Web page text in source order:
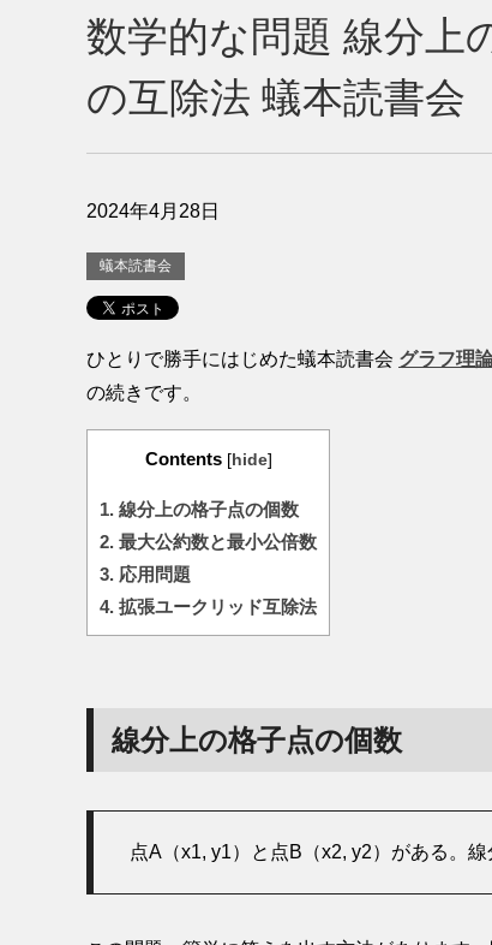
数学的な問題 線分上
の互除法 蟻本読書会
2024年4月28日
蟻本読書会
ひとりで勝手にはじめた蟻本読書会 グラフ理
の続きです。
Contents [hide]
1. 線分上の格子点の個数
2. 最大公約数と最小公倍数
3. 応用問題
4. 拡張ユークリッド互除法
線分上の格子点の個数
点A（x1, y1）と点B（x2, y2）がある。